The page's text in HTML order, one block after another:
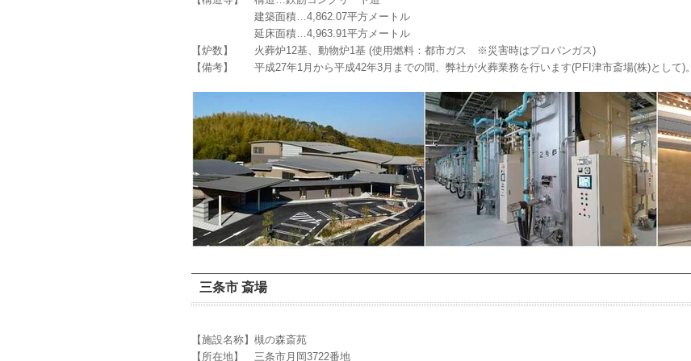
建築面積…4,862.07平方メートル
延床面積…4,963.91平方メートル
【炉数】 火葬炉12基、動物炉1基 (使用燃料：都市ガス ※災害時はプロパンガス)
【備考】 平成27年1月から平成42年3月までの間、弊社が火葬業務を行います(PFI津市斎場(株)として)。
三条市 斎場
【施設名称】槻の森斎苑
【所在地】 三条市月岡3722番地